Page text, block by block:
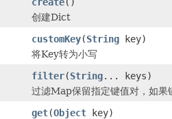
创建Dict
customKey(String key)
将Key转为小写
filter(String... keys)
过滤Map保留指定键值对，如果
get(Object key)